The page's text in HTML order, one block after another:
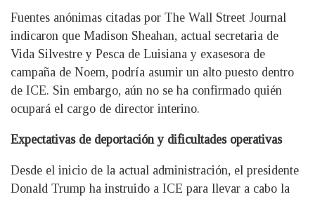
Fuentes anónimas citadas por The Wall Street Journal
indicaron que Madison Sheahan, actual secretaria de
Vida Silvestre y Pesca de Luisiana y exasesora de
campaña de Noem, podría asumir un alto puesto dentro
de ICE. Sin embargo, aún no se ha confirmado quién
ocupará el cargo de director interino.
Expectativas de deportación y dificultades operativas
Desde el inicio de la actual administración, el presidente
Donald Trump ha instruido a ICE para llevar a cabo la